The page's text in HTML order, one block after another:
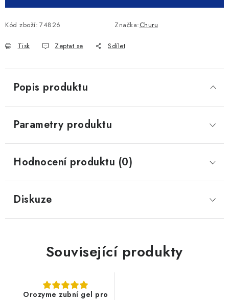
Kód zboží: 74826 Značka:Churu
Tisk Zeptat se Sdílet
Popis produktu
Parametry produktu
Hodnocení produktu (0)
Diskuze
Související produkty
Orozyme zubní gel pro